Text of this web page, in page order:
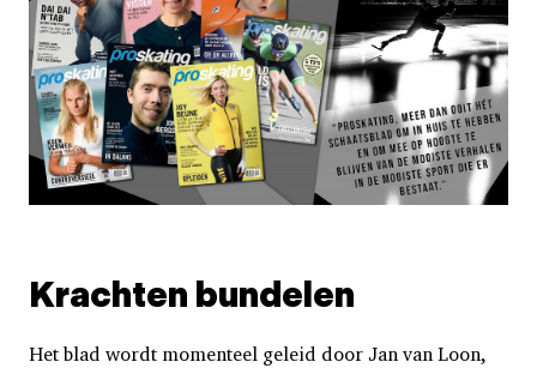
Krachten bundelen
Het blad wordt momenteel geleid door Jan van Loon,